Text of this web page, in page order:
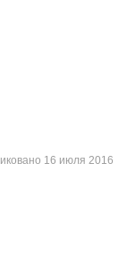
16 июля 2016